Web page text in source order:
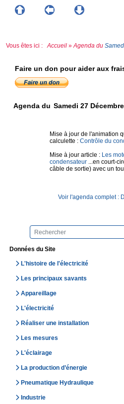
Vous êtes ici : Accueil » Agenda du
Données du Site
L'histoire de l'électricité
Les principaux savants
Appareillage
L'électricité
Réaliser une installation
Les mesures
L'éclairage
La production d’énergie
Pneumatique Hydraulique
Industrie
Faire un don pour aider aux
Agenda du Samedi 27
Mise à jour de l'animation
calculette : Contrôle du
Mise à jour article : Les
condensateur...en court-
câble de sortie) avec un
Voir l'agenda complet :